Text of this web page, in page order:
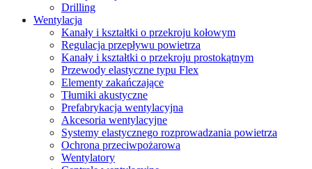
Drilling
Wentylacja
Kanały i kształtki o przekroju kołowym
Regulacja przepływu powietrza
Kanały i kształtki o przekroju prostokątnym
Przewody elastyczne typu Flex
Elementy zakańczające
Tłumiki akustyczne
Prefabrykacja wentylacyjna
Akcesoria wentylacyjne
Systemy elastycznego rozprowadzania powietrza
Ochrona przeciwpożarowa
Wentylatory